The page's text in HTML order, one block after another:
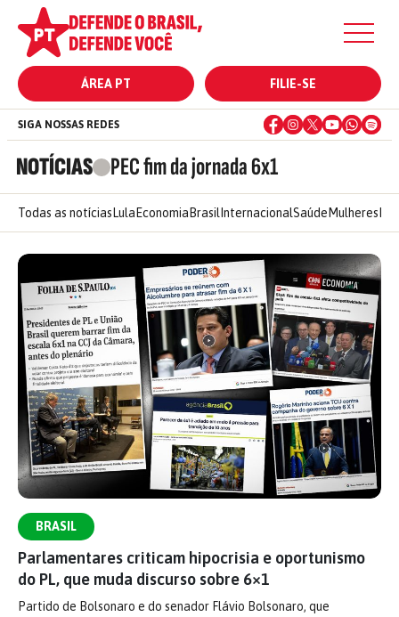
ÁREA PT FILIE-SE
NOTÍCIAS PEC fim da jornada 6x1
SIGA NOSSAS REDES
Todas as notícias Lula Economia Brasil InternacionalSaúde Mulheres
BRASIL
Parlamentares criticam hipocrisia e oportunismo
do PL, que muda discurso sobre 6×1
Partido de Bolsonaro e do senador Flávio Bolsonaro, que